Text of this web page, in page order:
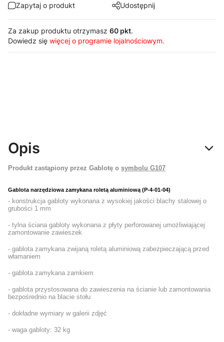
Zapytaj o produkt Udostępnij
Za zakup produktu otrzymasz 60 pkt.
Dowiedz się więcej o programie lojalnościowym.
Opis
Produkt zastąpiony przez Gablotę o symbolu G107
Gablota narzędziowa zamykana roletą aluminiową (P-4-01-04)
- konstrukcja gabloty wykonana z wysokiej jakości blachy stalowej o
grubości 1 mm
- tylna ściana gabloty wykonana z płyty perforowanej umożliwiającej
zamontowanie zawieszek
- gablota zamykana zwijaną roletą aluminiową zabezpieczającą przed
włamaniem
- gablota zamykana zamkiem
- gablota przystosowana do zawieszenia na ścianie lub zamontowania
bezpośrednio na blacie stołu
- dokładne wymiary w galerii zdjęć
- waga gabloty: 32 kg